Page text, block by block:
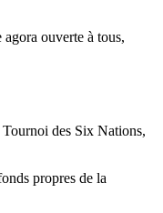
ouverte à tous,
Tournoi des Six Nations,
propres de la